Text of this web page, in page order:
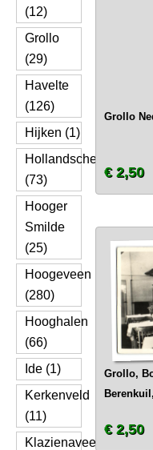
(12)
Grollo
(29)
Havelte
(126)
Hijken (1)
Hollandscheveld
(73)
Hooger
Smilde
(25)
Hoogeveen
(280)
Hooghalen
(66)
Ide (1)
Kerkenveld
(11)
Klazienaveen
Grollo
€ 2,50
Grollo,
€ 2,50